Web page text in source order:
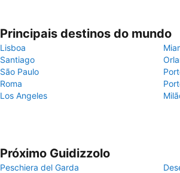
Principais destinos do mundo
Lisboa
Santiago
São Paulo
Roma
Los Angeles
Próximo Guidizzolo
Peschiera del Garda